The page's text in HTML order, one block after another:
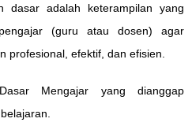
dasar adalah keterampilan yang
(guru atau dosen) agar
profesional, efektif, dan efisien.
Mengajar yang dianggap